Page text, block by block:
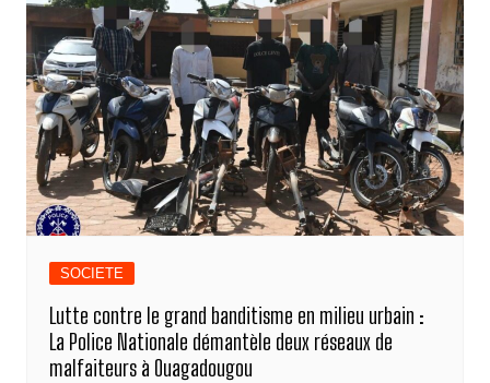
SOCIETE
Lutte contre le grand banditisme en milieu urbain :
La Police Nationale démantèle deux réseaux de
malfaiteurs à Ouagadougou